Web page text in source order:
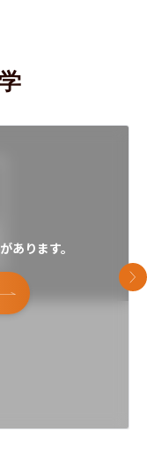
あります。
次